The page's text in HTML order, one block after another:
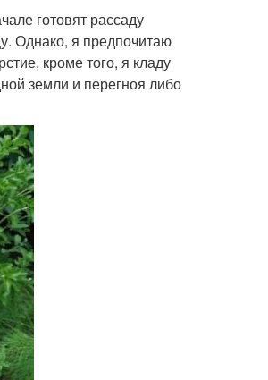
готовят рассаду
Однако, я предпочитаю
кроме того, я кладу
земли и перегноя либо